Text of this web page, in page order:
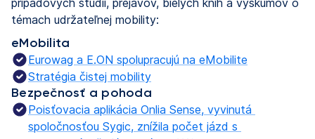
prípadových štúdií, prejavov, bielych kníh a výskumov o
témach udržateľnej mobility:
eMobilita
Eurowag a E.ON spolupracujú na eMobilite
Stratégia čistej mobility
Bezpečnosť a pohoda
Poisťovacia aplikácia Onlia Sense, vyvinutá
spoločnosťou Sygic, znížila počet jázd s